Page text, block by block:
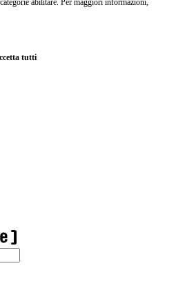
abilitare. Per maggiori informazioni,
tutti